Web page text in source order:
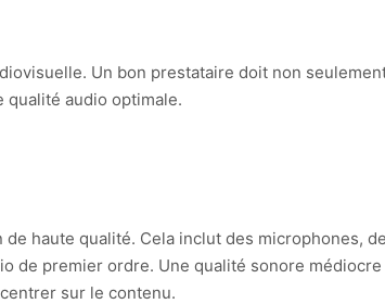
Un bon prestataire doit non
qualité audio optimale.
haute qualité. Cela inclut des microphones,
de premier ordre. Une qualité sonore
sur le contenu.